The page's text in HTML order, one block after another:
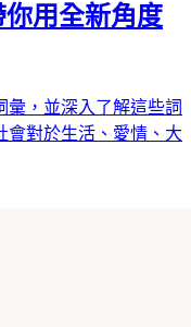
你用全新角度
彙，並深入了解這些詞
會對於生活、愛情、大